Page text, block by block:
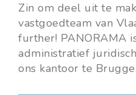
Zin om deel uit te
vastgoedteam van
further! PANORAMA
administratief
ons kantoor te Brugge.